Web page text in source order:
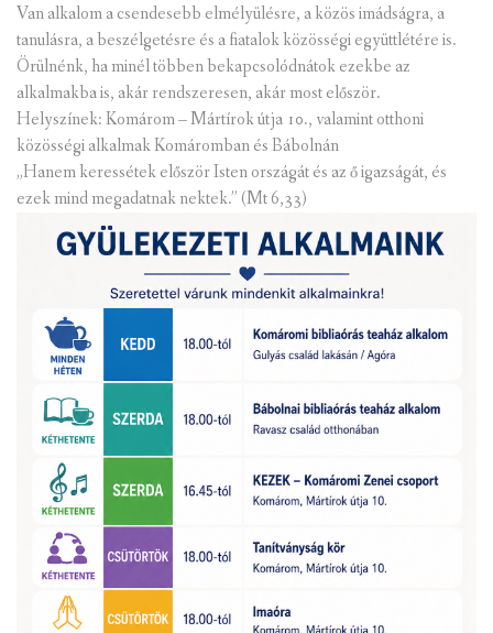
Van alkalom a csendesebb elmélyülésre, a közös imádságra, a
tanulásra, a beszélgetésre és a fiatalok közösségi együttlétére is.
Örülnénk, ha minél többen bekapcsolódnátok ezekbe az
alkalmakba is, akár rendszeresen, akár most először.
Helyszínek: Komárom – Mártírok útja 10., valamint otthoni
közösségi alkalmak Komáromban és Bábolnán
„Hanem keressétek először Isten országát és az ő igazságát, és
ezek mind megadatnak nektek.” (Mt 6,33)